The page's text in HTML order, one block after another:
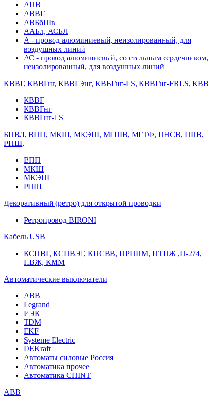
АПВ
АВВГ
АВБбШв
ААБл, АСБЛ
А - провод алюминиевый, неизолированный, для
воздушных линий
АС - провод алюминиевый, со стальным сердечником,
неизолированный, для воздушных линий
КВВГ, КВВГнг, КВВГЭнг, КВВГнг-LS, КВВГнг-FRLS, КВВ
КВВГ
КВВГнг
КВВГнг-LS
БПВЛ, ВПП, МКШ, МКЭШ, МГШВ, МГТФ, ПНСВ, ППВ,
РПШ,
ВПП
МКШ
МКЭШ
РПШ
Декоративный (ретро) для открытой проводки
Ретропровод BIRONI
Кабель USB
КСПВГ, КСПВЭГ, КПСВВ, ПРППМ, ПТПЖ ,П-274,
ПВЖ, КММ
Автоматические выключатели
ABB
Legrand
ИЭК
TDM
EKF
Systeme Electric
DEKraft
Автоматы силовые Россия
Автоматика прочее
Автоматика CHINT
ABB